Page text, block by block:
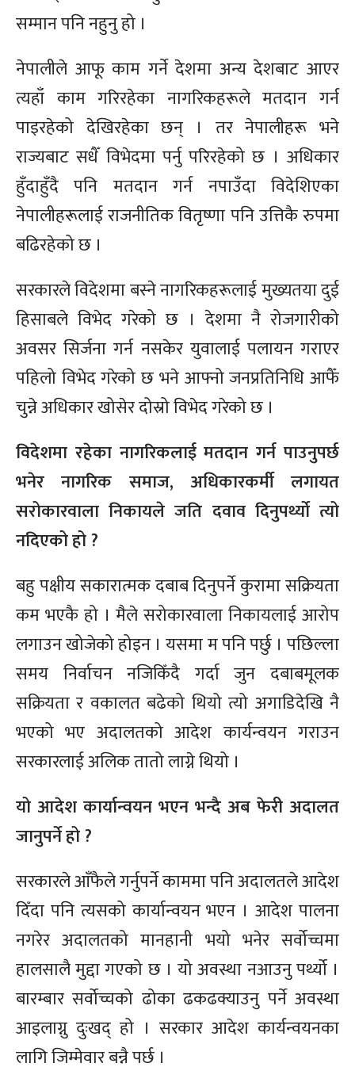
सम्मान पनि नहुनु हो ।
नेपालीले आफू काम गर्ने देशमा अन्य देशबाट आएर
त्यहाँ काम गरिरहेका नागरिकहरूले मतदान गर्न
पाइरहेको देखिरहेका छन् । तर नेपालीहरू भने
राज्यबाट सधैँ विभेदमा पर्नु परिरहेको छ । अधिकार
हुँदाहुँदै पनि मतदान गर्न नपाउँदा विदेशिएका
नेपालीहरूलाई राजनीतिक वितृष्णा पनि उत्तिकै रुपमा
बढिरहेको छ ।
सरकारले विदेशमा बस्ने नागरिकहरूलाई मुख्यतया दुई
हिसाबले विभेद गरेको छ । देशमा नै रोजगारीको
अवसर सिर्जना गर्न नसकेर युवालाई पलायन गराएर
पहिलो विभेद गरेको छ भने आफ्नो जनप्रतिनिधि आफैँ
चुन्ने अधिकार खोसेर दोस्रो विभेद गरेको छ ।
विदेशमा रहेका नागरिकलाई मतदान गर्न पाउनुपर्छ
भनेर नागरिक समाज, अधिकारकर्मी लगायत
सरोकारवाला निकायले जति दवाव दिनुपर्थ्यो त्यो
नदिएको हो ?
बहु पक्षीय सकारात्मक दबाब दिनुपर्ने कुरामा सक्रियता
कम भएकै हो । मैले सरोकारवाला निकायलाई आरोप
लगाउन खोजेको होइन । यसमा म पनि पर्छु । पछिल्ला
समय निर्वाचन नजिकिँदै गर्दा जुन दबाबमूलक
सक्रियता र वकालत बढेको थियो त्यो अगाडिदेखि नै
भएको भए अदालतको आदेश कार्यन्वयन गराउन
सरकारलाई अलिक तातो लाग्ने थियो ।
यो आदेश कार्यान्वयन भएन भन्दै अब फेरी अदालत
जानुपर्ने हो ?
सरकारले आँफैले गर्नुपर्ने काममा पनि अदालतले आदेश
दिँदा पनि त्यसको कार्यान्वयन भएन । आदेश पालना
नगरेर अदालतको मानहानी भयो भनेर सर्वोच्चमा
हालसालै मुद्दा गएको छ । यो अवस्था नआउनु पर्थ्यो ।
बारम्बार सर्वोच्चको ढोका ढकढक्याउनु पर्ने अवस्था
आइलाग्नु दुःखद् हो । सरकार आदेश कार्यन्वयनका
लागि जिम्मेवार बन्नै पर्छ ।